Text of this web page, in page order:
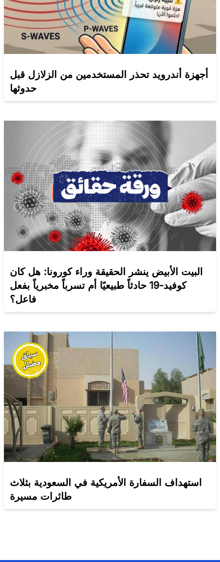
أجهزة أندرويد تحذر المستخدمين من الزلازل قبل
حدوثها
البيت الأبيض ينشر الحقيقة وراء كورونا: هل كان
كوفيد-19 حادثاً طبيعيًا أم تسرباً مخبرياً بفعل
فاعل؟
استهداف السفارة الأمريكية في السعودية بثلاث
طائرات مسيرة